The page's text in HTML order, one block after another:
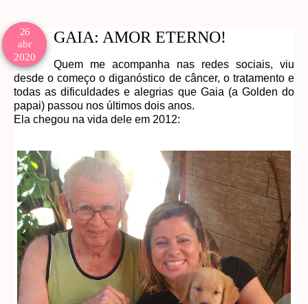
26
abr
2020
GAIA: AMOR ETERNO!
Quem me acompanha nas redes sociais, viu
desde o começo o diganóstico de câncer, o tratamento e
todas as dificuldades e alegrias que Gaia (a Golden do
papai) passou nos últimos dois anos.
Ela chegou na vida dele em 2012: